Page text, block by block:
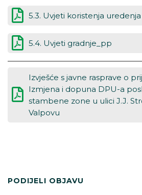
5.3. Uvjeti koristenja
5.4. Uvjeti gradnje_pp
Izvješće s javne rasprave o
Izmjena i dopuna DPU-a
stambene zone u ulici J.J.
Valpovu
PODIJELI OBJAVU